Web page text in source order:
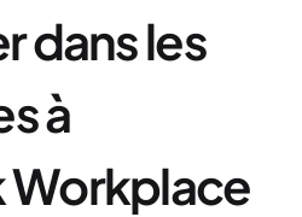
dans les
à
Workplace